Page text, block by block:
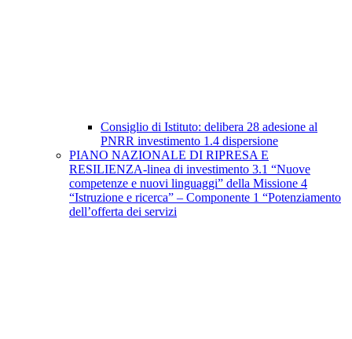
Consiglio di Istituto: delibera 28 adesione al
PNRR investimento 1.4 dispersione
PIANO NAZIONALE DI RIPRESA E
RESILIENZA-linea di investimento 3.1 “Nuove
competenze e nuovi linguaggi” della Missione 4
“Istruzione e ricerca” – Componente 1 “Potenziamento
dell’offerta dei servizi